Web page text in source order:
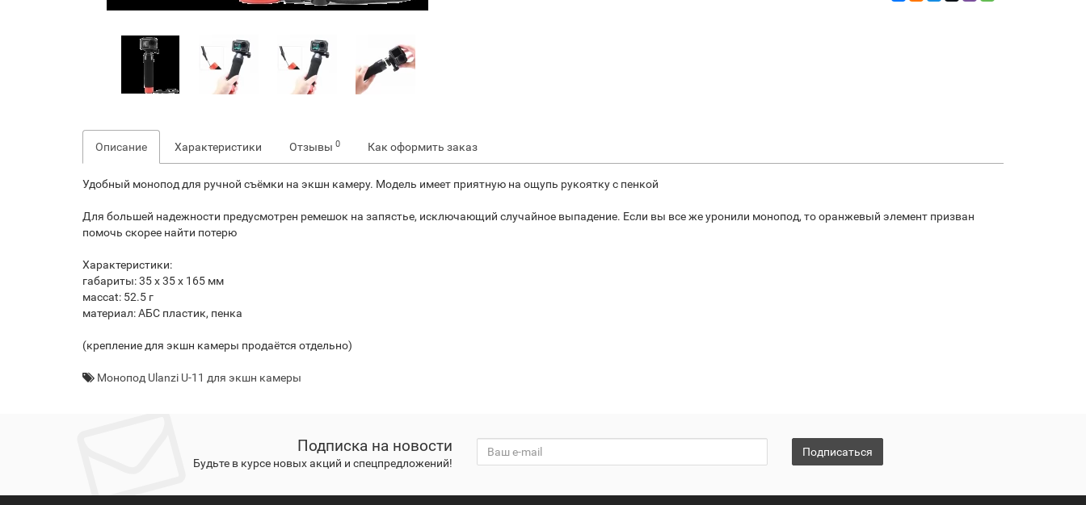
Описание Характеристики Отзывы 0 Как оформить заказ
Удобный монопод для ручной съёмки на экшн камеру. Модель имеет приятную на ощупь рукоятку с пенкой
Для большей надежности предусмотрен ремешок на запястье, исключающий случайное выпадение. Если вы все же уронили монопод, то оранжевый элемент призван
помочь скорее найти потерю
Характеристики:
габариты: 35 х 35 х 165 мм
массаt: 52.5 г
материал: АБС пластик, пенка
(крепление для экшн камеры продаётся отдельно)
Монопод Ulanzi U-11 для экшн камеры
Подписка на новости
Будьте в курсе новых акций и спецпредложений!
Подписаться